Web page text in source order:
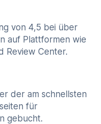
von 4,5 bei über
auf Plattformen wie
Review Center.
der am schnellsten
für
gebucht.